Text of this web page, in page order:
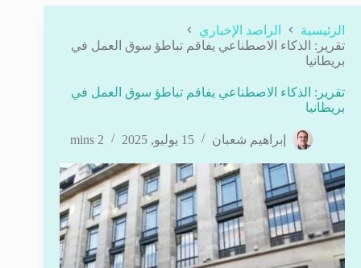
الرئيسية
الراصد الإخباري
تقرير: الذكاء الاصطناعي يفاقم تباطؤ سوق العمل في
بريطانيا
تقرير: الذكاء الاصطناعي يفاقم تباطؤ سوق العمل في
بريطانيا
إبراهيم شعبان 15 يوليو, 2025 2 mins